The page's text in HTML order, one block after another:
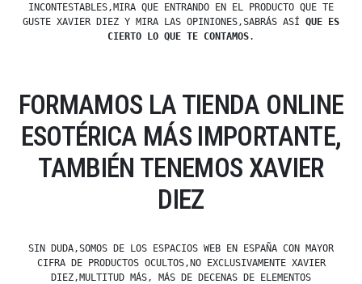
INCONTESTABLES,MIRA QUE ENTRANDO EN EL PRODUCTO QUE TE
GUSTE XAVIER DIEZ Y MIRA LAS OPINIONES,SABRÁS ASÍ QUE ES
CIERTO LO QUE TE CONTAMOS.
FORMAMOS LA TIENDA ONLINE
ESOTÉRICA MÁS IMPORTANTE,
TAMBIÉN TENEMOS XAVIER
DIEZ
SIN DUDA,SOMOS DE LOS ESPACIOS WEB EN ESPAÑA CON MAYOR
CIFRA DE PRODUCTOS OCULTOS,NO EXCLUSIVAMENTE XAVIER
DIEZ,MULTITUD MÁS, MÁS DE DECENAS DE ELEMENTOS